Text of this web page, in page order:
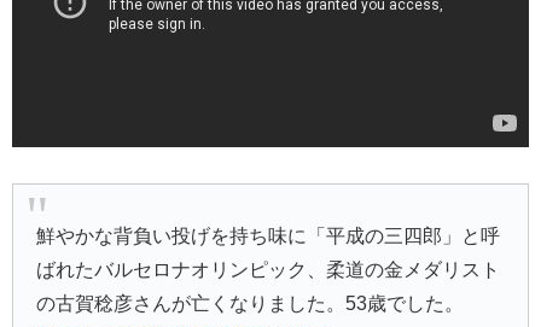
鮮やかな背負い投げを持ち味に「平成の三四郎」と呼
ばれたバルセロナオリンピック、柔道の金メダリスト
の古賀稔彦さんが亡くなりました。53歳でした。